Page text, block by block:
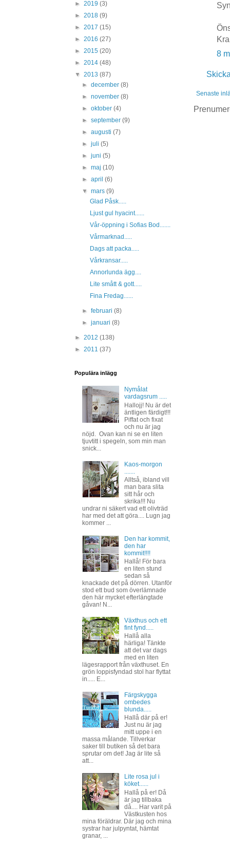
8
Senaste
► 2019 (3)
► 2018 (9)
► 2017 (15)
► 2016 (27)
► 2015 (20)
► 2014 (48)
▼ 2013 (87)
►december(8)
►november(8)
►oktober(4)
►september(9)
►augusti(7)
►juli(5)
►juni(5)
►maj(10)
►april(6)
▼mars(9)
Glad Påsk.....
Ljust gul hyacint......
Vår-öppning i Sofias Bod.......
Vårmarknad.....
Dags att packa.....
Vårkransar.....
Annorlunda ägg....
Lite smått & gott.....
Fina Fredag......
►februari(8)
►januari(8)
► 2012 (138)
► 2011 (37)
Populära inlägg
Nymålat
vardagsrum .....
Hallojj! Nu är det
äntligen färdigt!!!
Piffat och fixat
och nu är jag
nöjd. Ovan kan ni se en liten
tjuvtitt i spegeln, som min man
snick...
Kaos-morgon
Alltså, ibland vill
man bara slita
sitt hår och
skrika!!! Nu
undrar ni säkert vad ett olivträd
har med det att göra.... Lugn jag
kommer ...
Den har kommit,
den har
kommit!!!!
Hallå! För bara
en liten stund
sedan så
knackade det på dörren. Utanför
stod ett bud som överlämnade
den här mycket efterlängtade
gåvan! N...
Växthus och ett
fint fynd.....
Hallå alla
härliga! Tänkte
att det var dags
med en liten
lägesrapport från växthuset. En
grön loppisfyndad stol har flyttat
in..... E...
Färgskygga
ombedes
blunda.....
Hallå där på er!
Just nu är jag
mitt uppe i en
massa målande. Tillverkar
saker till butiken så det bara
sprutar om det! Jag är lite så
att...
Lite rosa jul i
köket......
Hallå på er! Då
är jag tillbaka
då.... Har varit på
Västkusten hos
mina föräldrar. Där jag och mina
systrar har julpyntat, hämtat
granar, ...